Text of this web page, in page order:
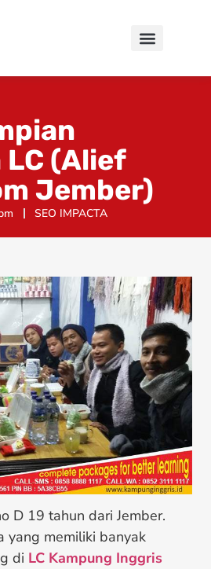
LC (Alief
Jember)
SEO IMPACTA
D 19 tahun dari Jember.
yang memiliki banyak
di LC Kampung Inggris